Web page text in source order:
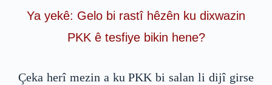
Ya yekê: Gelo bi rastî hêzên ku dixwazin
PKK ê tesfiye bikin hene?
Çeka herî mezin a ku PKK bi salan li dijî girse